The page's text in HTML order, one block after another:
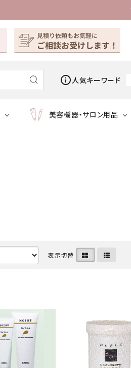
info_outline人気キーワード
バスケア
美容機器・サロン用品
表示切替